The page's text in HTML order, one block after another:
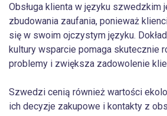
Obsługa klienta w języku szwedzkim
zbudowania zaufania, ponieważ
się w swoim ojczystym języku.
kultury wsparcie pomaga skutecznie
problemy i zwiększa zadowolenie
Szwedzi cenią również wartości
ich decyzje zakupowe i kontakty z